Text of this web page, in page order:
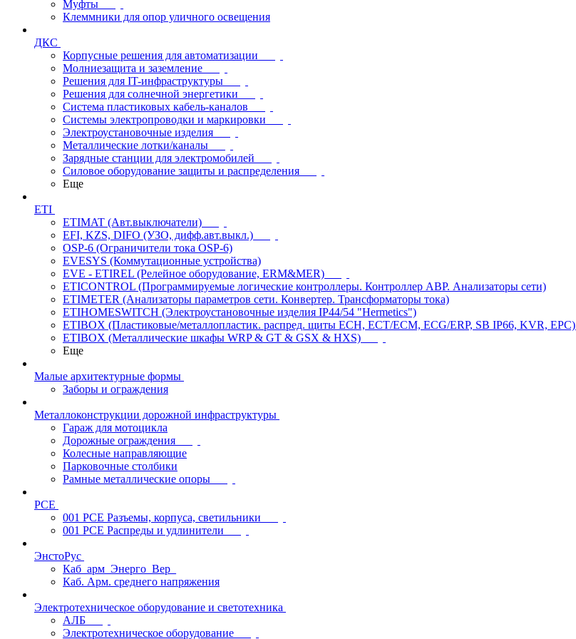
Муфты
Клеммники для опор уличного освещения
ДКС
Корпусные решения для автоматизации
Молниезащита и заземление
Решения для IT-инфраструктуры
Решения для солнечной энергетики
Система пластиковых кабель-каналов
Системы электропроводки и маркировки
Электроустановочные изделия
Металлические лотки/каналы
Зарядные станции для электромобилей
Силовое оборудование защиты и распределения
Еще
ETI
ETIMAT (Авт.выключатели)
EFI, KZS, DIFO (УЗО, дифф.авт.выкл.)
OSP-6 (Ограничители тока OSP-6)
EVESYS (Коммутационные устройства)
EVE - ETIREL (Релейное оборудование, ERM&MER)
ETICONTROL (Программируемые логические контроллеры. Контроллер АВР. Анализаторы сети)
ETIMETER (Анализаторы параметров сети. Конвертер. Трансформаторы тока)
ETIHOMESWITCH (Электроустановочные изделия IP44/54 "Hermetics")
ETIBOX (Пластиковые/металлопластик. распред. щиты ECH, ECT/ECM, ECG/ERP, SB IP66, KVR, EPC)
ETIBOX (Металлические шкафы WRP & GT & GSX & HXS)
Еще
Малые архитектурные формы
Заборы и ограждения
Металлоконструкции дорожной инфраструктуры
Гараж для мотоцикла
Дорожные ограждения
Колесные направляющие
Парковочные столбики
Рамные металлические опоры
PCE
001 PCE Разъемы, корпуса, светильники
001 PCE Распреды и удлинители
ЭнстоРус
Каб_арм_Энерго_Вер_
Каб. Арм. среднего напряжения
Электротехническое оборудование и светотехника
АЛБ
Электротехническое оборудование